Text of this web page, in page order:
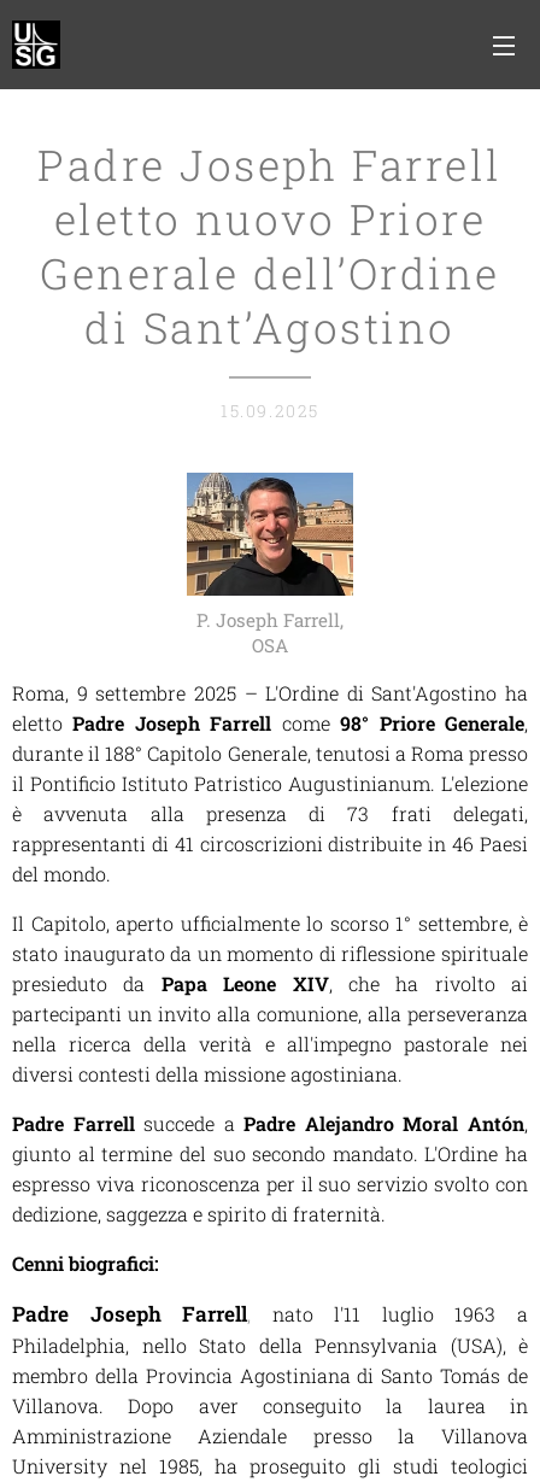
Padre Joseph Farrell
eletto nuovo Priore
Generale dell’Ordine
di Sant’Agostino
15.09.2025
P. Joseph Farrell,
OSA
Roma, 9 settembre 2025 – L'Ordine di Sant'Agostino ha
elettoPadre Joseph Farrell come98° Priore Generale,
durante il 188° Capitolo Generale, tenutosi a Roma presso
il Pontificio Istituto Patristico Augustinianum. L'elezione
è avvenuta alla presenza di 73 frati delegati,
rappresentanti di 41 circoscrizioni distribuite in 46 Paesi
del mondo.
Il Capitolo, aperto ufficialmente lo scorso 1° settembre, è
stato inaugurato da un momento di riflessione spirituale
presieduto da Papa Leone XIV, che ha rivolto ai
partecipanti un invito alla comunione, alla perseveranza
nella ricerca della verità e all'impegno pastorale nei
diversi contesti della missione agostiniana.
Padre Farrellsuccede aPadre Alejandro Moral Antón,
giunto al termine del suo secondo mandato. L'Ordine ha
espresso viva riconoscenza per il suo servizio svolto con
dedizione, saggezza e spirito di fraternità.
Cenni biografici:
Padre Joseph Farrell, nato l'11 luglio 1963 a
Philadelphia, nello Stato della Pennsylvania (USA), è
membro della Provincia Agostiniana di Santo Tomás de
Villanova. Dopo aver conseguito la laurea in
Amministrazione Aziendale presso la Villanova
University nel 1985, ha proseguito gli studi teologici